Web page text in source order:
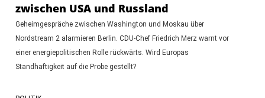
zwischen USA und Russland
Geheimgespräche zwischen Washington und Moskau über
Nordstream 2 alarmieren Berlin. CDU-Chef Friedrich Merz warnt vor
einer energiepolitischen Rolle rückwärts. Wird Europas
Standhaftigkeit auf die Probe gestellt?